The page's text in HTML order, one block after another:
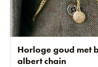
Horloge goud met
albert chain